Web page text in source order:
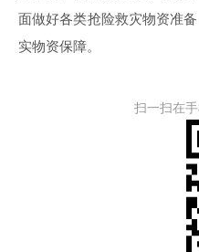
面做好各类抢险救灾物资准
实物资保障。
扫一扫在